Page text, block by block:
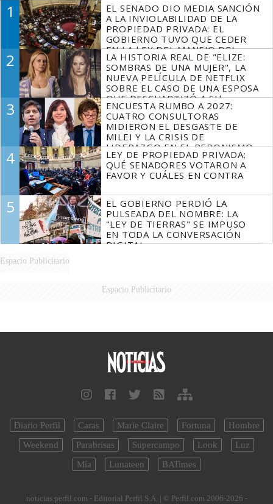
1
EL SENADO DIO MEDIA SANCIÓN
A LA INVIOLABILIDAD DE LA
PROPIEDAD PRIVADA: EL
GOBIERNO TUVO QUE CEDER
EN LA LEY DEL MANEJO DEL
FUEGO
2
LA HISTORIA REAL DE "ELIZE:
SOMBRAS DE UNA MUJER", LA
NUEVA PELÍCULA DE NETFLIX
SOBRE EL CASO DE UNA ESPOSA
QUE DESCUARTIZÓ A SU
MARIDO
3
ENCUESTA RUMBO A 2027:
CUATRO CONSULTORAS
MIDIERON EL DESGASTE DE
MILEI Y LA CRISIS DE
LIDERAZGO EN EL PERONISMO
4
LEY DE PROPIEDAD PRIVADA:
QUÉ SENADORES VOTARON A
FAVOR Y CUÁLES EN CONTRA
5
EL GOBIERNO PERDIÓ LA
PULSEADA DEL NOMBRE: LA
"LEY DE TIERRAS" SE IMPUSO
EN TODA LA CONVERSACIÓN
DIGITAL
Espacio Publicitario
Espacio Publicitario
Diario Perfil Caras Marie Claire Fortuna
Hombre
Weekend
Parabrisas Supercampo Look
Luz
Mía
Lunateen BATimes
noticias.perfil.com - Editorial Perfil S.A. | © Perfil.com 2006-2026 -